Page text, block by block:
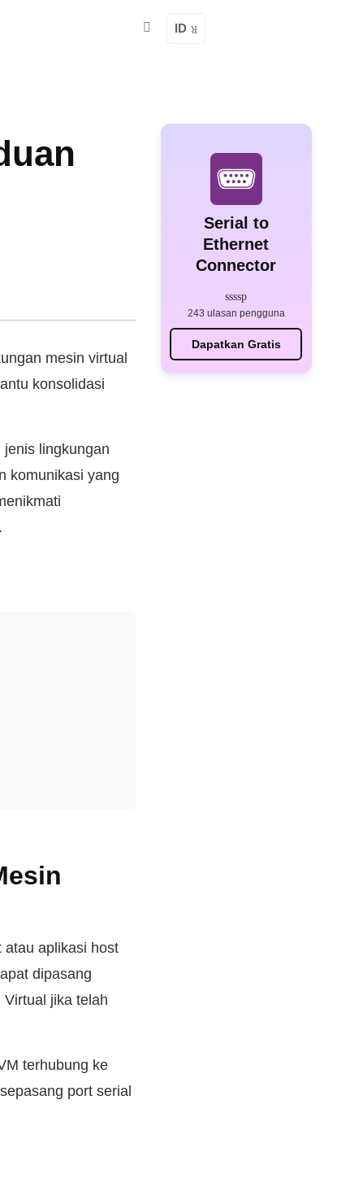
ID
mesin virtual
konsolidasi
lingkungan
komunikasi yang
atau aplikasi host
dipasang
jika telah
terhubung ke
port serial
Serial to
Ethernet
Connector
243 ulasan pengguna
Dapatkan Gratis